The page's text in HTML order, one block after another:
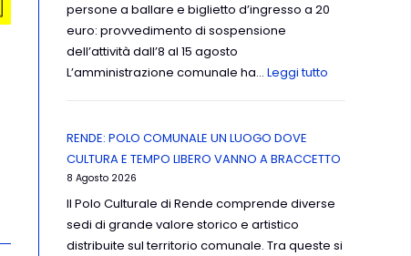
persone a ballare e biglietto d’ingresso a 20
euro: provvedimento di sospensione
dell’attività dall’8 al 15 agosto
L’amministrazione comunale ha… Leggi tutto
RENDE: POLO COMUNALE UN LUOGO DOVE
CULTURA E TEMPO LIBERO VANNO A BRACCETTO
8 Agosto 2026
Il Polo Culturale di Rende comprende diverse
sedi di grande valore storico e artistico
distribuite sul territorio comunale. Tra queste si